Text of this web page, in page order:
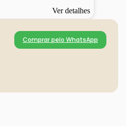
Ver detalhes
Comprar pelo WhatsApp